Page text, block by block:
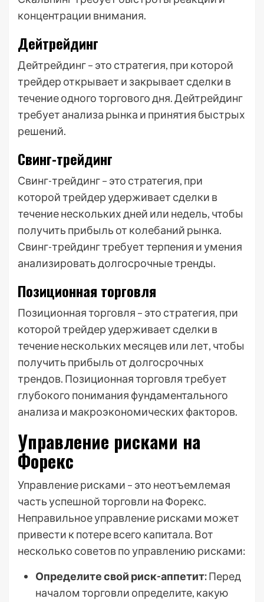
концентрации внимания.
Дейтрейдинг
Дейтрейдинг – это стратегия, при которой
трейдер открывает и закрывает сделки в
течение одного торгового дня. Дейтрейдинг
требует анализа рынка и принятия быстрых
решений.
Свинг-трейдинг
Свинг-трейдинг – это стратегия, при
которой трейдер удерживает сделки в
течение нескольких дней или недель, чтобы
получить прибыль от колебаний рынка.
Свинг-трейдинг требует терпения и умения
анализировать долгосрочные тренды.
Позиционная торговля
Позиционная торговля – это стратегия, при
которой трейдер удерживает сделки в
течение нескольких месяцев или лет, чтобы
получить прибыль от долгосрочных
трендов. Позиционная торговля требует
глубокого понимания фундаментального
анализа и макроэкономических факторов.
Управление рисками на
Форекс
Управление рисками – это неотъемлемая
часть успешной торговли на Форекс.
Неправильное управление рисками может
привести к потере всего капитала. Вот
несколько советов по управлению рисками:
Определите свой риск-аппетит:Перед
началом торговли определите, какую